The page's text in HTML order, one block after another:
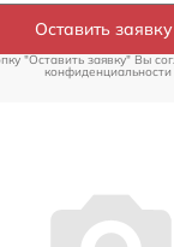
Оставить заявку
"Оставить заявку" Вы
конфиденциальности